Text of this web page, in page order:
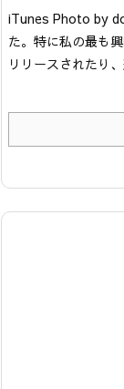
iTunes Photo by
た。 特に私の最も
リリースされたり